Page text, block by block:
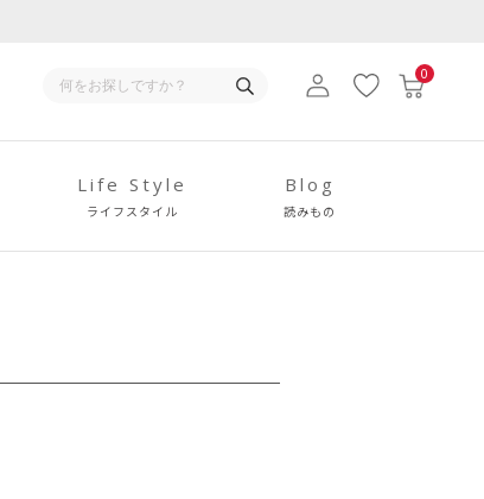
0
Life Style
ライフスタイル
Blog
読みもの